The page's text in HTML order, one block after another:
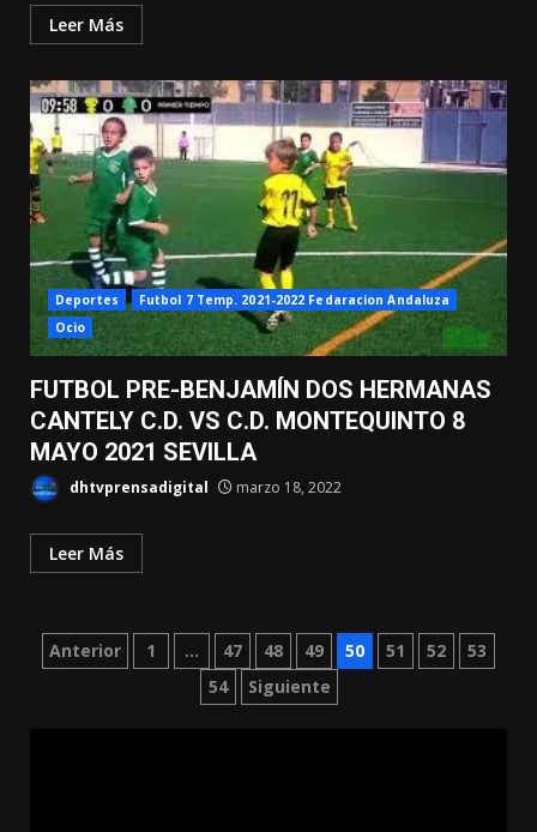
Leer Más
Deportes
Futbol 7 Temp. 2021-2022 Fedaracion Andaluza
Ocio
FUTBOL PRE-BENJAMÍN DOS HERMANAS
CANTELY C.D. VS C.D. MONTEQUINTO 8
MAYO 2021 SEVILLA
dhtvprensadigital marzo 18, 2022
Leer Más
Paginación
Anterior 1 … 47 48 49 50 51 52
53
54
Siguiente